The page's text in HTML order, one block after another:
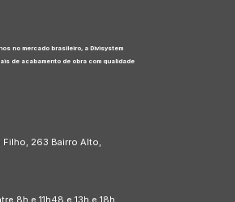
no mercado brasileiro, a Divisystem
de acabamento de obra com qualidade
Filho, 263 Bairro Alto,
8h e 11h48 e 13h e 18h